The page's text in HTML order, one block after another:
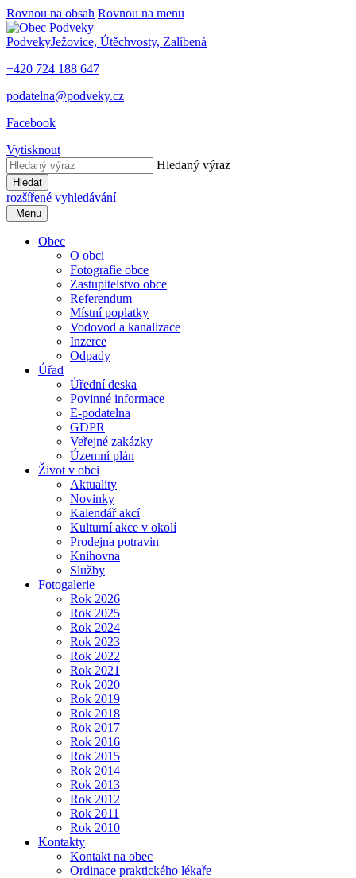
Rovnou na obsah Rovnou na menu
PodvekyJežovice, Útěchvosty, Zalíbená
+420 724 188 647
podatelna@podveky.cz
Facebook
Vytisknout
Hledaný výraz
Hledat
rozšířené vyhledávání
Menu
Obec
O obci
Fotografie obce
Zastupitelstvo obce
Referendum
Místní poplatky
Vodovod a kanalizace
Inzerce
Odpady
Úřad
Úřední deska
Povinné informace
E-podatelna
GDPR
Veřejné zakázky
Územní plán
Život v obci
Aktuality
Novinky
Kalendář akcí
Kulturní akce v okolí
Prodejna potravin
Knihovna
Služby
Fotogalerie
Rok 2026
Rok 2025
Rok 2024
Rok 2023
Rok 2022
Rok 2021
Rok 2020
Rok 2019
Rok 2018
Rok 2017
Rok 2016
Rok 2015
Rok 2014
Rok 2013
Rok 2012
Rok 2011
Rok 2010
Kontakty
Kontakt na obec
Ordinace praktického lékaře